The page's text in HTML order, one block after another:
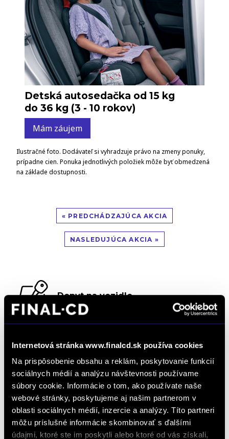
Internetová stránka www.finalcd.sk používa cookies
Na prispôsobenie obsahu a reklám, poskytovanie funkcií
sociálnych médií a analýzu návštevnosti používame
súbory cookie. Informácie o tom, ako používate naše
webové stránky, poskytujeme aj našim partnerom v
oblasti sociálnych médií, inzercie a analýzy. Títo partneri
môžu príslušné informácie skombinovať s ďalšími
údajmi, ktoré ste im poskytli alebo ktoré od vás získali,
Detská autosedačka od 15 kg
do 36 kg (3 - 10 rokov)
Mám záujem
Ilustračné foto. Dodávateľ si vyhradzuje právo na zmeny ponuky,
prípadne cien. Ponuka jednotlivých položiek môže byť obmedzená
na základe dostupnosti.
« PREDCHÁDZAJÚCA AKCIA
NASLEDUJÚCA AKCIA »
Dopyt na vozidlo
Objednať servis
Objednať testovaciu jazdu
Objednať náhradný diel